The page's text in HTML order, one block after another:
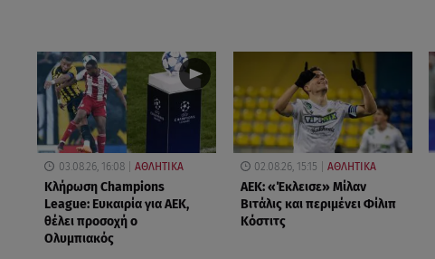
03.08.26, 16:08 ΑΘΛΗΤΙΚΑ
Κλήρωση Champions
League: Ευκαιρία για ΑΕΚ,
θέλει προσοχή ο
Ολυμπιακός
02.08.26, 15:15 ΑΘΛΗΤΙΚΑ
ΑΕΚ: «Έκλεισε» Μίλαν
Βιτάλις και περιμένει Φίλιπ
Κόστιτς